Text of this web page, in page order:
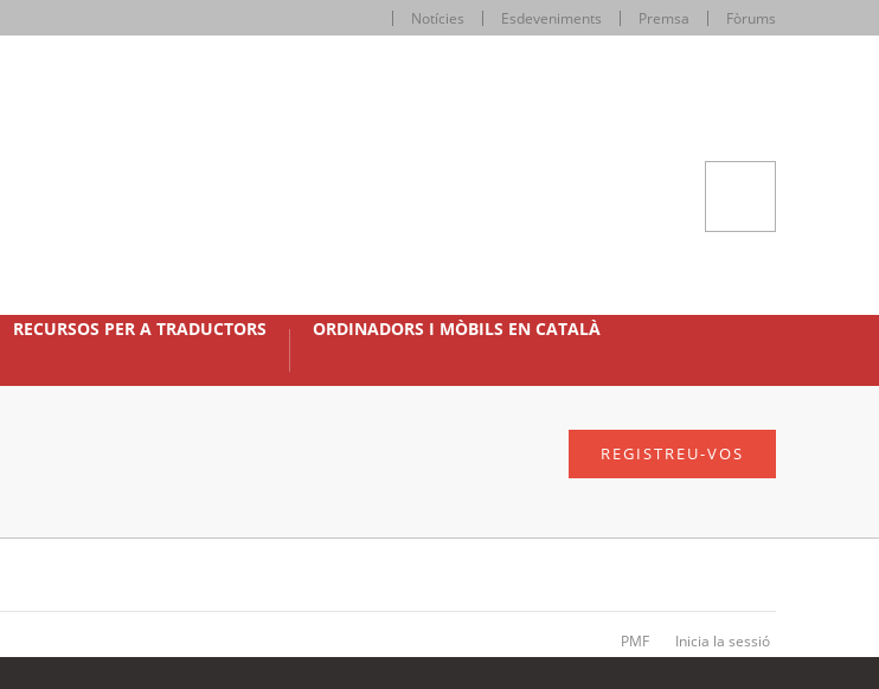
Notícies Esdeveniments Premsa Fòrums
RECURSOS PER A TRADUCTORS ORDINADORS I MÒBILS EN CATALÀ
REGISTREU-VOS
PMF Inicia la sessió